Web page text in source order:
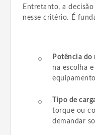
Entretanto, a
nesse critério. É
Potência do
na escolha
Tipo de
torque ou
demandar